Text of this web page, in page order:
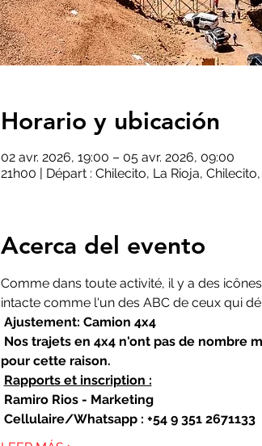
Horario y ubicación
02 avr. 2026, 19:00 – 05 avr. 2026, 09:00
21h00 | Départ : Chilecito, La Rioja,
Acerca del evento
Comme dans toute activité, il y a des
intacte comme l'un des ABC de ceux qui
Ajustement: Camion 4x4
Nos trajets en 4x4 n'ont pas de nombre
pour cette raison.
Rapports et inscription :
Ramiro Rios - Marketing
Cellulaire/Whatsapp : +54 9 351 2671133